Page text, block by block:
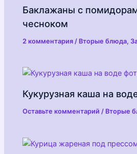
Баклажаны с
чесноком
2 комментария / Вторые блюда,
Кукурузная каша на
Оставьте комментарий / Вторые